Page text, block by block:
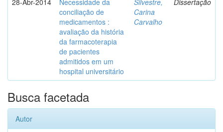
28-Abr-2014
Necessidade da
conciliação de
medicamentos :
avaliação da história
da farmacoterapia
de pacientes
admitidos em um
hospital universitário
Silvestre,
Carina
Carvalho
Dissertação
Busca facetada
Autor